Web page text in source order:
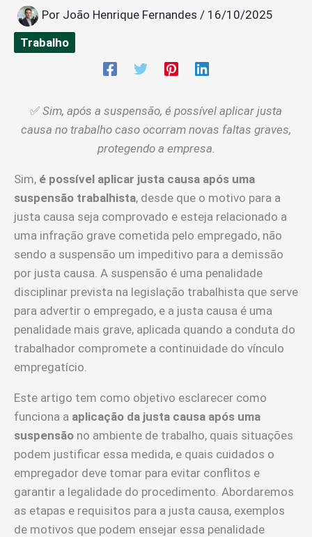
Por João Henrique Fernandes / 16/10/2025
Trabalho
✅ Sim, após a suspensão, é possível aplicar justa
causa no trabalho caso ocorram novas faltas graves,
protegendo a empresa.
Sim, é possível aplicar justa causa após uma
suspensão trabalhista, desde que o motivo para a
justa causa seja comprovado e esteja relacionado a
uma infração grave cometida pelo empregado, não
sendo a suspensão um impeditivo para a demissão
por justa causa. A suspensão é uma penalidade
disciplinar prevista na legislação trabalhista que serve
para advertir o empregado, e a justa causa é uma
penalidade mais grave, aplicada quando a conduta do
trabalhador compromete a continuidade do vínculo
empregatício.
Este artigo tem como objetivo esclarecer como
funciona a aplicação da justa causa após uma
suspensão no ambiente de trabalho, quais situações
podem justificar essa medida, e quais cuidados o
empregador deve tomar para evitar conflitos e
garantir a legalidade do procedimento. Abordaremos
as etapas e requisitos para a justa causa, exemplos
de motivos que podem ensejar essa penalidade